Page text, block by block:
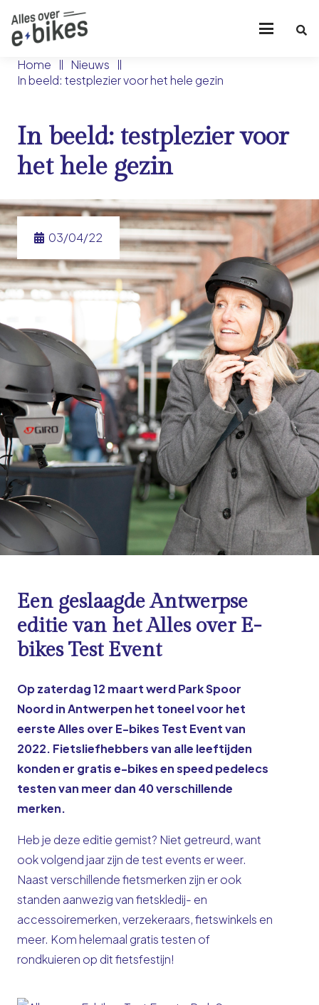
Home
Nieuws
In beeld: testplezier voor het hele gezin
In beeld: testplezier voor
het hele gezin
03/04/22
Een geslaagde Antwerpse
editie van het Alles over E-
bikes Test Event
Op zaterdag 12 maart werd Park Spoor
Noord in Antwerpen het toneel voor het
eerste Alles over E-bikes Test Event van
2022. Fietsliefhebbers van alle leeftijden
konden er gratis e-bikes en speed pedelecs
testen van meer dan 40 verschillende
merken.
Heb je deze editie gemist? Niet getreurd, want
ook volgend jaar zijn de test events er weer.
Naast verschillende fietsmerken zijn er ook
standen aanwezig van fietskledij- en
accessoiremerken, verzekeraars, fietswinkels en
meer. Kom helemaal gratis testen of
rondkuieren op dit fietsfestijn!